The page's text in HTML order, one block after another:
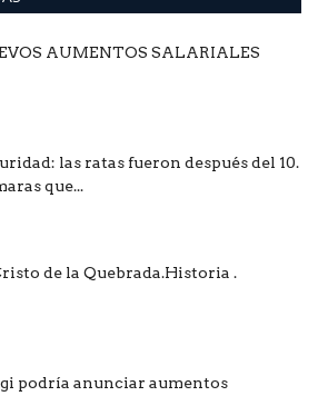
AUMENTOS SALARIALES
las ratas fueron después del 10.
que...
de la Quebrada.Historia .
podría anunciar aumentos